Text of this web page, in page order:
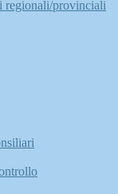
regionali/provinciali